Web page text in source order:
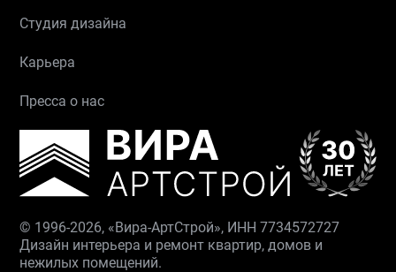
Студия дизайна
Карьера
Пресса о нас
© 1996-2026, «Вира-АртСтрой», ИНН 7734572727
Дизайн интерьера и ремонт квартир, домов и
нежилых помещений.